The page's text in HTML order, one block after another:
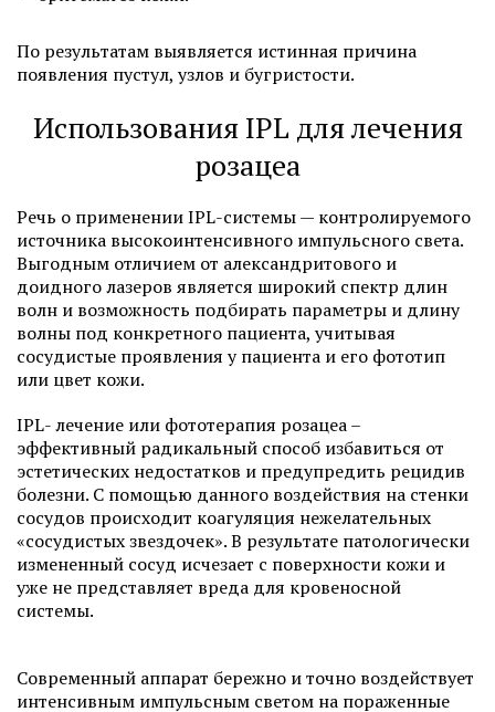
По результатам выявляется истинная причина
появления пустул, узлов и бугристости.
Использования IPL для лечения
розацеа
Речь о применении IPL-системы — контролируемого
источника высокоинтенсивного импульсного света.
Выгодным отличием от александритового и
доидного лазеров является широкий спектр длин
волн и возможность подбирать параметры и длину
волны под конкретного пациента, учитывая
сосудистые проявления у пациента и его фототип
или цвет кожи.
IPL- лечение или фототерапия розацеа –
эффективный радикальный способ избавиться от
эстетических недостатков и предупредить рецидив
болезни. С помощью данного воздействия на стенки
сосудов происходит коагуляция нежелательных
«сосудистых звездочек». В результате патологически
измененный сосуд исчезает с поверхности кожи и
уже не представляет вреда для кровеносной
системы.
Современный аппарат бережно и точно воздействует
интенсивным импульсным светом на пораженные